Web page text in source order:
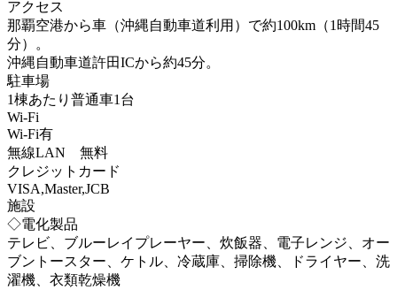
アクセス
那覇空港から車（沖縄自動車道利用）で約100km（1時間45
分）。
沖縄自動車道許田ICから約45分。
駐車場
1棟あたり普通車1台
Wi-Fi
Wi-Fi有
無線LAN 無料
クレジットカード
VISA,Master,JCB
施設
◇電化製品
テレビ、ブルーレイプレーヤー、炊飯器、電子レンジ、オー
ブントースター、ケトル、冷蔵庫、掃除機、ドライヤー、洗
濯機、衣類乾燥機